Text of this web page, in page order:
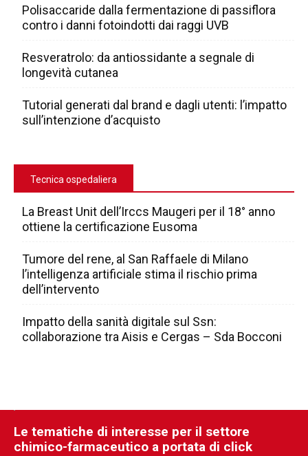
Polisaccaride dalla fermentazione di passiflora
contro i danni fotoindotti dai raggi UVB
Resveratrolo: da antiossidante a segnale di
longevità cutanea
Tutorial generati dal brand e dagli utenti: l’impatto
sull’intenzione d’acquisto
Tecnica ospedaliera
La Breast Unit dell’Irccs Maugeri per il 18° anno
ottiene la certificazione Eusoma
Tumore del rene, al San Raffaele di Milano
l’intelligenza artificiale stima il rischio prima
dell’intervento
Impatto della sanità digitale sul Ssn:
collaborazione tra Aisis e Cergas – Sda Bocconi
Le tematiche di interesse per il settore
chimico-farmaceutico a portata di click